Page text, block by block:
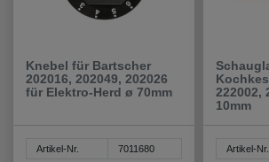
Knebel für Bartscher
202016, 202049, 202026
für Elektro-Herd ø 70mm
Artikel-Nr. 7011680
222002,
10mm
Artikel-Nr.